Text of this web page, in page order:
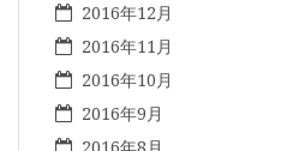
2016年12月
2016年11月
2016年10月
2016年9月